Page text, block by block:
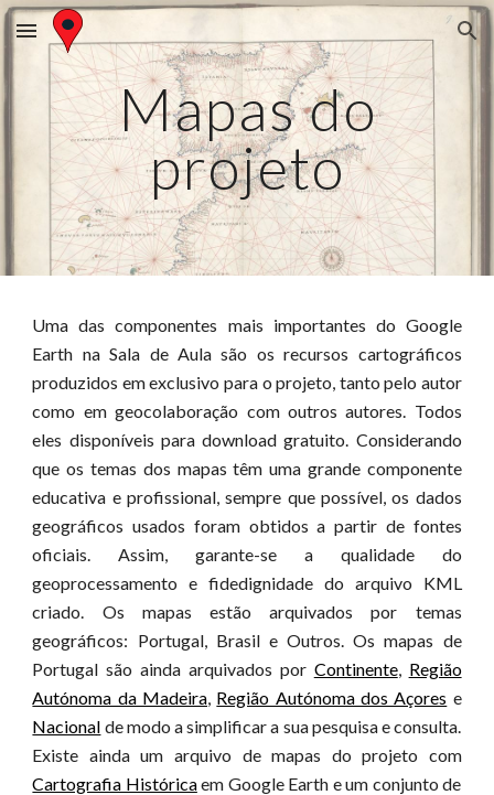
Skip to main content Skip to navigation
Mapas do
projeto
Uma das componentes mais importantes do Google
Earth na Sala de Aula são os recursos cartográficos
produzidos em exclusivo para o projeto, tanto pelo autor
como em geocolaboração com outros autores. Todos
eles disponíveis para download gratuito. Considerando
que os temas dos mapas têm uma grande componente
educativa e profissional, sempre que possível, os dados
geográficos usados foram obtidos a partir de fontes
oficiais. Assim, garante-se a qualidade do
geoprocessamento e fidedignidade do arquivo KML
criado. Os mapas estão arquivados por temas
geográficos: Portugal, Brasil e Outros. Os mapas de
Portugal são ainda arquivados por Continente, Região
Autónoma da Madeira, Região Autónoma dos Açores e
Nacional de modo a simplificar a sua pesquisa e consulta.
Existe ainda um arquivo de mapas do projeto com
Cartografia Históricaem Google Earth e um conjunto de